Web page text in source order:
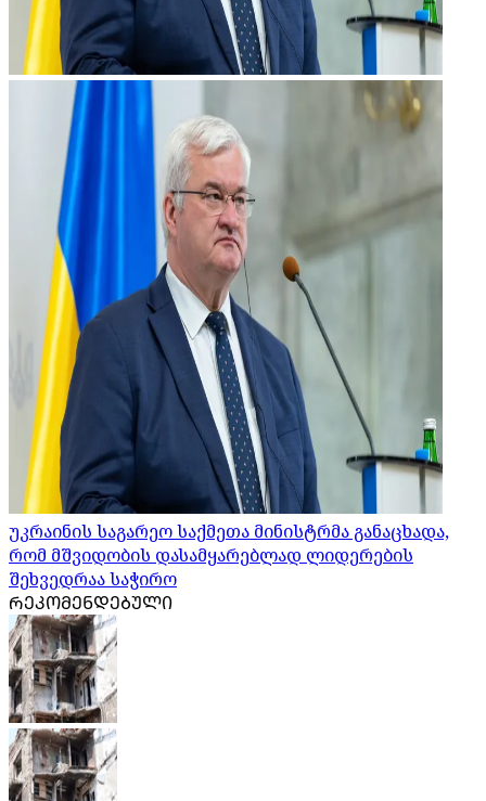
უკრაინის საგარეო საქმეთა მინისტრმა განაცხადა,
რომ მშვიდობის დასამყარებლად ლიდერების
შეხვედრაა საჭირო
ᲠᲔᲙᲝᲛᲔᲜᲓᲔᲑᲣᲚᲘ